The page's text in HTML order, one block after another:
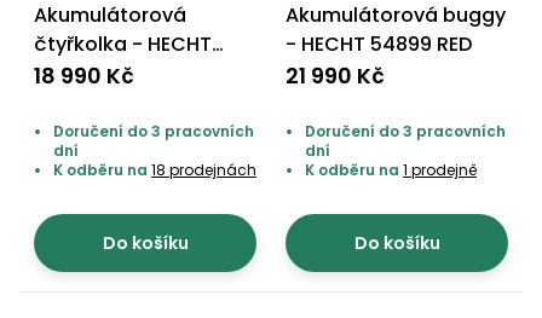
Akumulátorová
čtyřkolka - HECHT
51060 GREEN
18 990 Kč
Doručení do 3 pracovních
dní
K odběru na 18 prodejnách
Do košíku
Akumulátorová buggy
- HECHT 54899 RED
21 990 Kč
Doručení do 3 pracovních
dní
K odběru na 1 prodejně
Do košíku